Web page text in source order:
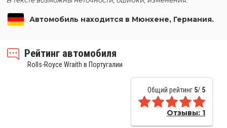
Автомобиль находится в Мюнхене, Германия.
Рейтинг автомобиля
Rolls-Royce Wraith в Португалии
Общий рейтинг 5/ 5
Отзывы: 1